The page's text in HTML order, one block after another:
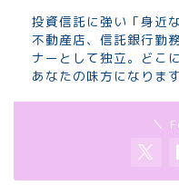
投資信託に強い「身近
不動産店、信託銀行勤
ナーとして独立。どこ
あなたの味方になります
＼